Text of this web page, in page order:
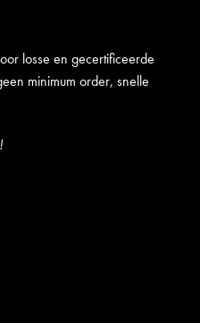
losse en gecertificeerde
minimum order, snelle